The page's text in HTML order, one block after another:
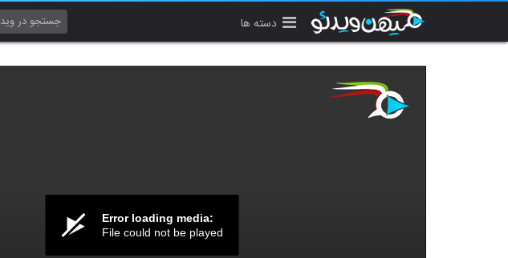
دسته ها
Error loading media:
File could not be played